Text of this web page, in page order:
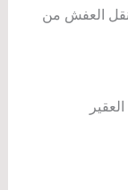
نقل العفش من